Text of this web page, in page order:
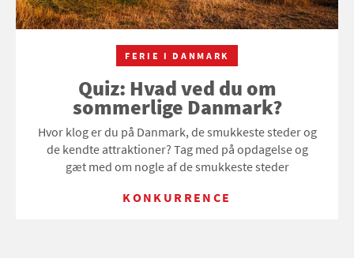
FERIE I DANMARK
Quiz: Hvad ved du om
sommerlige Danmark?
Hvor klog er du på Danmark, de smukkeste steder og
de kendte attraktioner? Tag med på opdagelse og
gæt med om nogle af de smukkeste steder
KONKURRENCE